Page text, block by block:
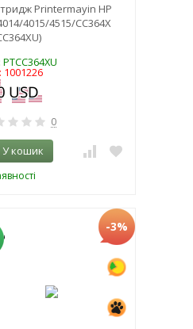
Printermayin HP
4015/4515/CC364X
1001226
0
У кошик
-3%